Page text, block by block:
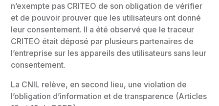
n’exempte pas CRITEO de son obligation de vérifier
et de pouvoir prouver que les utilisateurs ont donné
leur consentement. Il a été observé que le traceur
CRITEO était déposé par plusieurs partenaires de
l’entreprise sur les appareils des utilisateurs sans leur
consentement.
La CNIL relève, en second lieu, une violation de
l’obligation d’information et de transparence (Articles